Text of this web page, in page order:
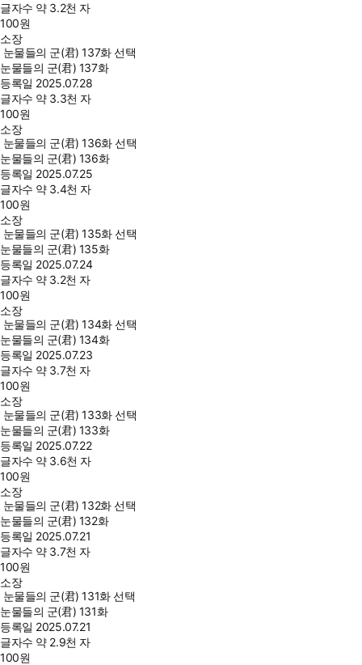
글자수 약 3.2천 자
100원
소장
눈물들의 군(君) 137화 선택
눈물들의 군(君) 137화
등록일 2025.07.28
글자수 약 3.3천 자
100원
소장
눈물들의 군(君) 136화 선택
눈물들의 군(君) 136화
등록일 2025.07.25
글자수 약 3.4천 자
100원
소장
눈물들의 군(君) 135화 선택
눈물들의 군(君) 135화
등록일 2025.07.24
글자수 약 3.2천 자
100원
소장
눈물들의 군(君) 134화 선택
눈물들의 군(君) 134화
등록일 2025.07.23
글자수 약 3.7천 자
100원
소장
눈물들의 군(君) 133화 선택
눈물들의 군(君) 133화
등록일 2025.07.22
글자수 약 3.6천 자
100원
소장
눈물들의 군(君) 132화 선택
눈물들의 군(君) 132화
등록일 2025.07.21
글자수 약 3.7천 자
100원
소장
눈물들의 군(君) 131화 선택
눈물들의 군(君) 131화
등록일 2025.07.21
글자수 약 2.9천 자
100원